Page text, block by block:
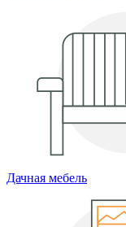
Дачная мебель